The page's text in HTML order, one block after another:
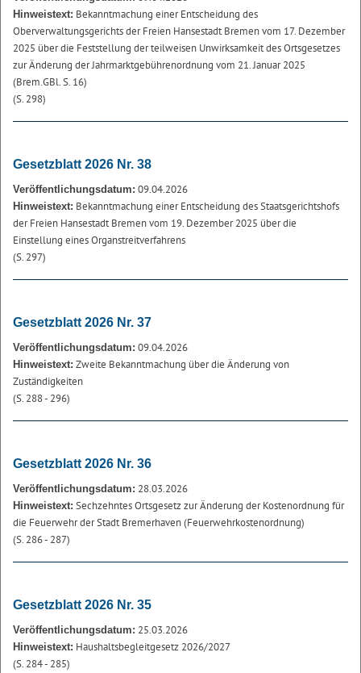
Hinweistext: Bekanntmachung einer Entscheidung des
Oberverwaltungsgerichts der Freien Hansestadt Bremen vom 17. Dezember
2025 über die Feststellung der teilweisen Unwirksamkeit des Ortsgesetzes
zur Änderung der Jahrmarktgebührenordnung vom 21. Januar 2025
(Brem.GBl. S. 16)
(S. 298)
Gesetzblatt 2026 Nr. 38
Veröffentlichungsdatum: 09.04.2026
Hinweistext: Bekanntmachung einer Entscheidung des Staatsgerichtshofs
der Freien Hansestadt Bremen vom 19. Dezember 2025 über die
Einstellung eines Organstreitverfahrens
(S. 297)
Gesetzblatt 2026 Nr. 37
Veröffentlichungsdatum: 09.04.2026
Hinweistext: Zweite Bekanntmachung über die Änderung von
Zuständigkeiten
(S. 288 - 296)
Gesetzblatt 2026 Nr. 36
Veröffentlichungsdatum: 28.03.2026
Hinweistext: Sechzehntes Ortsgesetz zur Änderung der Kostenordnung für
die Feuerwehr der Stadt Bremerhaven (Feuerwehrkostenordnung)
(S. 286 - 287)
Gesetzblatt 2026 Nr. 35
Veröffentlichungsdatum: 25.03.2026
Hinweistext: Haushaltsbegleitgesetz 2026/2027
(S. 284 - 285)